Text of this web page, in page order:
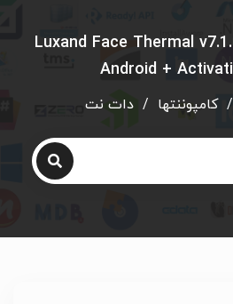
Luxand Face Thermal
Android +
/ کامپوننتها / دات نت